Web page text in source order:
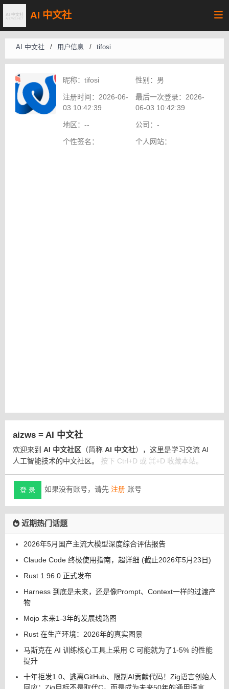
AI 中文社
AI 中文社 / 用户信息 / tifosi
昵称： tifosi 性别： 男
注册时间： 2026-06-
03 10:42:39
最后一次登录： 2026-
06-03 10:42:39
地区： -- 公司： -
个性签名： 个人网站：
aizws = AI 中文社
欢迎来到 AI 中文社区 （简称 AI 中文社），这里是学习交流 AI
人工智能技术的中文社区。 按下 Ctrl+D 或 ⌘+D 收藏本站。
登 录 如果没有账号，请先 注册 账号
近期热门话题
2026年5月国产主流大模型深度综合评估报告
Claude Code 终极使用指南，超详细 (截止2026年5月23日)
Rust 1.96.0 正式发布
Harness 到底是未来，还是像Prompt、Context一样的过渡产
物
Mojo 未来1-3年的发展线路图
Rust 在生产环境：2026年的真实图景
马斯克在 AI 训练核心工具上采用 C 可能就为了1-5% 的性能
提升
十年拒发1.0、逃离GitHub、限制AI贡献代码！Zig语言创始人